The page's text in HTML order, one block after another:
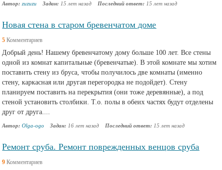
Автор: zuzuzu Задан: 15 лет назад Последний ответ: 15 лет назад
Новая стена в старом бревенчатом доме
5 Комментариев
Добрый день! Нашему бревенчатому дому больше 100 лет. Все стены
одной из комнат капитальные (бревенчатые). В этой комнате мы хотим
поставить стену из бруса, чтобы получилось две комнаты (именно
стену, каркасная или другая перегородка не подойдет). Стену
планируем поставить на перекрытия (они тоже деревянные), а под
стеной установить столбики. Т.о. полы в обеих частях будут отделены
друг от друга....
Автор: Olga-ogo Задан: 16 лет назад Последний ответ: 15 лет назад
Ремонт сруба. Ремонт поврежденных венцов сруба
9 Комментариев